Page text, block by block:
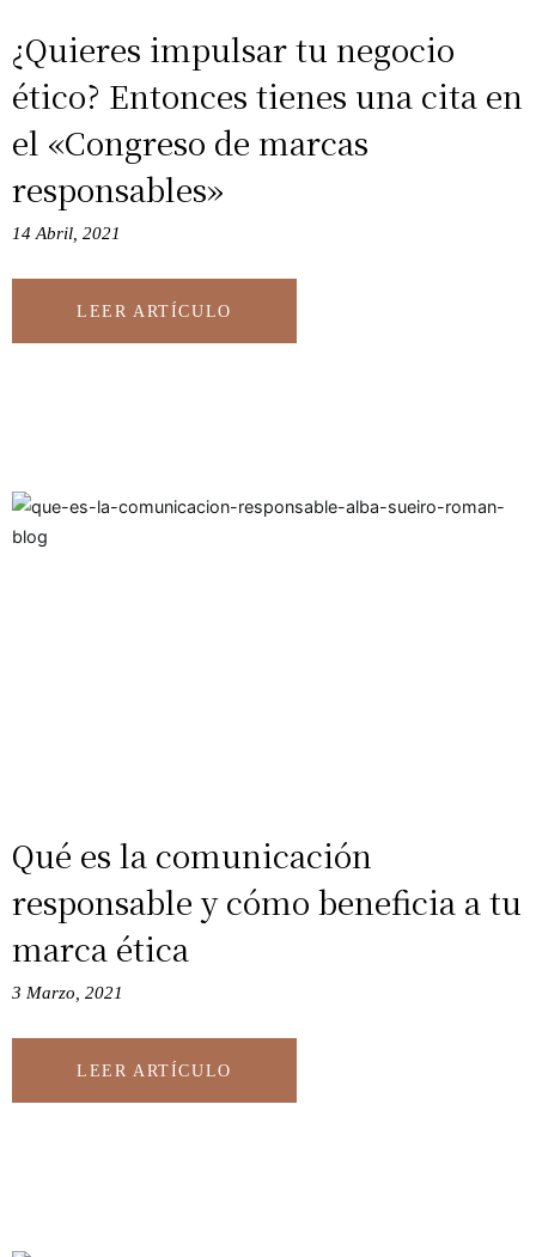
¿Quieres impulsar tu negocio
ético? Entonces tienes una cita en
el «Congreso de marcas
responsables»
14 Abril, 2021
LEER ARTÍCULO
Qué es la comunicación
responsable y cómo beneficia a tu
marca ética
3 Marzo, 2021
LEER ARTÍCULO